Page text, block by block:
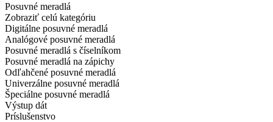
Posuvné meradlá
Zobraziť celú kategóriu
Digitálne posuvné meradlá
Analógové posuvné meradlá
Posuvné meradlá s číselníkom
Posuvné meradlá na zápichy
Odľahčené posuvné meradlá
Univerzálne posuvné meradlá
Špeciálne posuvné meradlá
Výstup dát
Príslušenstvo